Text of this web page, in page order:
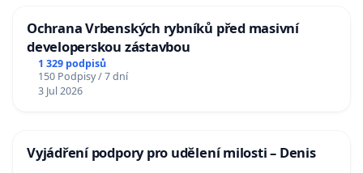
Ochrana Vrbenských rybníků před masivní
developerskou zástavbou
1 329 podpisů
150 Podpisy / 7 dní
3 Jul 2026
Vyjádření podpory pro udělení milosti – Denis